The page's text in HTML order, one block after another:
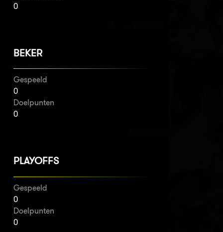
0
BEKER
Gespeeld
0
Doelpunten
0
PLAYOFFS
Gespeeld
0
Doelpunten
0